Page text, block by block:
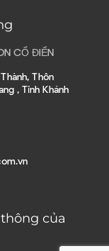
CỔ ĐIỂN
Thôn
, Tỉnh Khánh
của